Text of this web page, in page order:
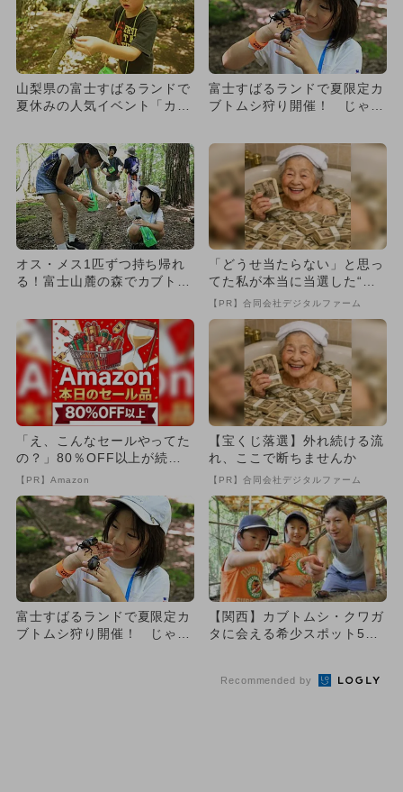
山梨県の富士すばるランドで
夏休みの人気イベント「カブ
富士すばるランドで夏限定カ
ブトムシ狩り開催！ じゃぶ
オス・メス1匹ずつ持ち帰れ
る！富士山麓の森でカブトム
「どうせ当たらない」と思っ
てた私が本当に当選した“買
い方”がこれ
【PR】合同会社デジタルファーム
「え、こんなセールやってた
の？」80％OFF以上が続々
登場！Amazonの本気が...
【PR】Amazon
【宝くじ落選】外れ続ける流
れ、ここで断ちませんか
【PR】合同会社デジタルファーム
富士すばるランドで夏限定カ
ブトムシ狩り開催！ じゃぶ
【関西】カブトムシ・クワガ
タに会える希少スポット5
Recommended by